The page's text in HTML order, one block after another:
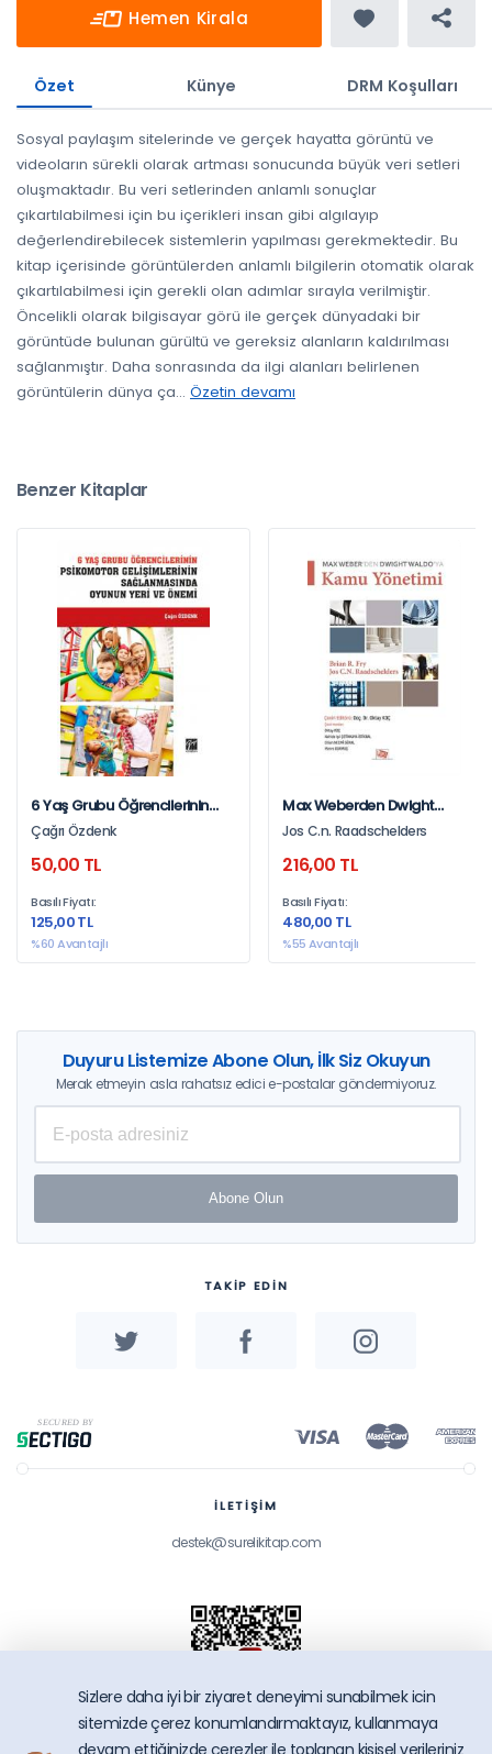
Hemen Kirala
Özet Künye DRM Koşulları
Sosyal paylaşım sitelerinde ve gerçek hayatta görüntü ve
videoların sürekli olarak artması sonucunda büyük veri setleri
oluşmaktadır. Bu veri setlerinden anlamlı sonuçlar
çıkartılabilmesi için bu içerikleri insan gibi algılayıp
değerlendirebilecek sistemlerin yapılması gerekmektedir. Bu
kitap içerisinde görüntülerden anlamlı bilgilerin otomatik olarak
çıkartılabilmesi için gerekli olan adımlar sırayla verilmiştir.
Öncelikli olarak bilgisayar görü ile gerçek dünyadaki bir
görüntüde bulunan gürültü ve gereksiz alanların kaldırılması
sağlanmıştır. Daha sonrasında da ilgi alanları belirlenen
görüntülerin dünya ça... Özetin devamı
Benzer Kitaplar
6 Yaş Grubu Öğrencilerinin
Psikomotor Gelişimlerinin
Sağlanmasında Oyunun Yeri
Ve Önemi
Çağrı Özdenk
50,00 TL
Basılı Fiyatı:
125,00 TL
%60 Avantajlı
Max Weberden Dwight
Waldo`ya Kamu Yönetimi
Jos C.n. Raadschelders
216,00 TL
Basılı Fiyatı:
480,00 TL
%55 Avantajlı
Duyuru Listemize Abone Olun, İlk Siz Okuyun
Merak etmeyin asla rahatsız edici e-postalar göndermiyoruz.
Abone Olun
TAKİP EDİN
İLETİŞİM
destek@surelikitap.com
Sizlere daha iyi bir ziyaret deneyimi sunabilmek icin
sitemizde çerez konumlandırmaktayız, kullanmaya
devam ettiğinizde çerezler ile toplanan kişisel verileriniz